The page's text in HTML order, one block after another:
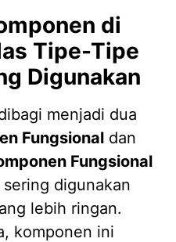
di
Tipe-Tipe
Digunakan
menjadi dua
Fungsional dan
Fungsional
digunakan
lebih ringan.
komponen ini